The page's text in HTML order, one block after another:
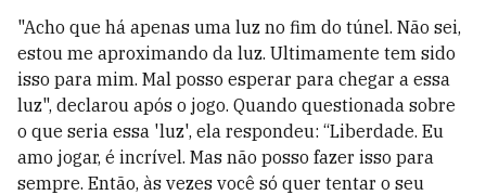
"Acho que há apenas uma luz no fim do túnel. Não sei,
estou me aproximando da luz. Ultimamente tem sido
isso para mim. Mal posso esperar para chegar a essa
luz", declarou após o jogo. Quando questionada sobre
o que seria essa 'luz', ela respondeu: “Liberdade. Eu
amo jogar, é incrível. Mas não posso fazer isso para
sempre. Então, às vezes você só quer tentar o seu